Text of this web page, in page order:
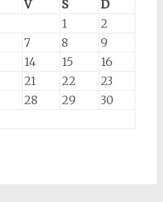
V S
D
1
2
7 8
9
14 15
16
21 22
23
28 29
30